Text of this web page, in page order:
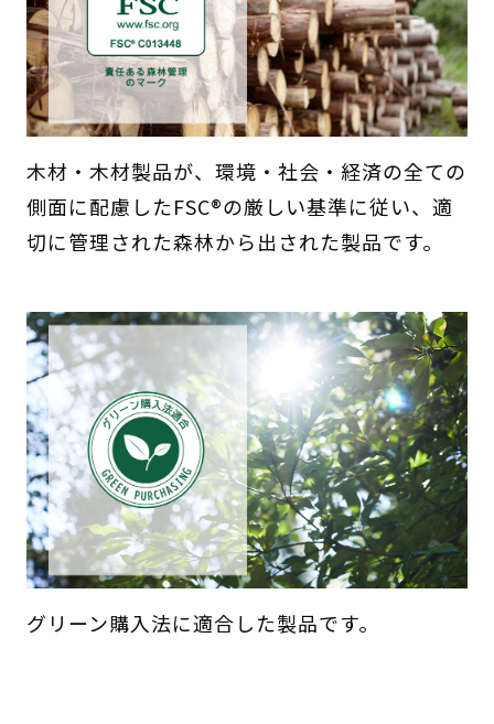
木材・木材製品が、環境・社会・経済の全ての
側面に配慮したFSC®の厳しい基準に従い、適
切に管理された森林から出された製品です。
グリーン購入法に適合した製品です。